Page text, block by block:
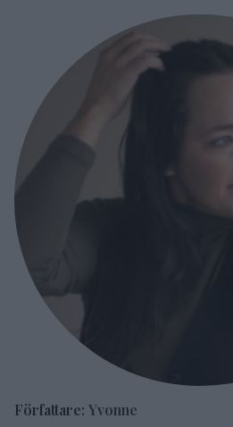
Författare: Yvonne